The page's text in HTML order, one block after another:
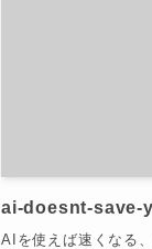
ai-doesnt-save-
AIを使えば速くなる